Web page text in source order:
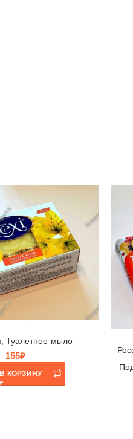
, Туалетное мыло
155₽
В КОРЗИНУ